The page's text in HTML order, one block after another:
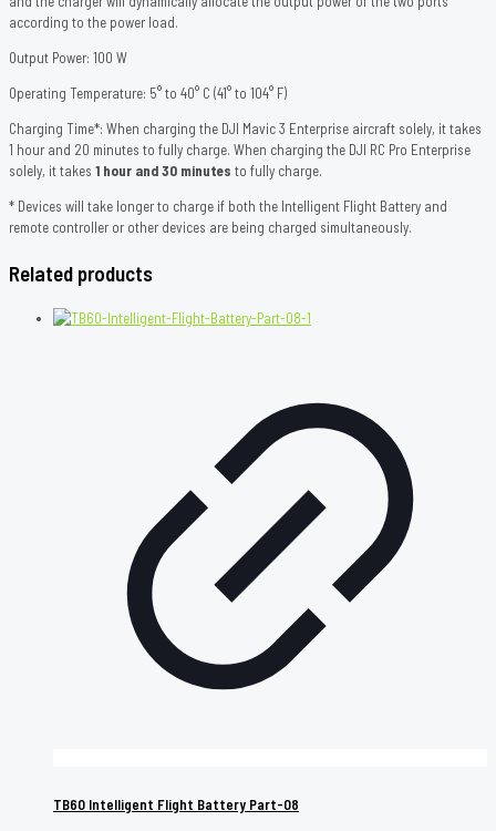
according to the power load.
Output Power: 100 W
Operating Temperature: 5° to 40° C (41° to 104° F)
Charging Time*: When charging the DJI Mavic 3 Enterprise aircraft solely, it takes
1 hour and 20 minutes to fully charge. When charging the DJI RC Pro Enterprise
solely, it takes 1 hour and 30 minutes to fully charge.
* Devices will take longer to charge if both the Intelligent Flight Battery and
remote controller or other devices are being charged simultaneously.
Related products
TB60 Intelligent Flight Battery Part-08